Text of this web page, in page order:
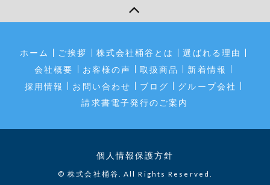
ホーム ご挨拶 株式会社桶谷とは
選ばれる理由
会社概要
お客様の声 取扱商品
新着情報
採用情報
お問い合わせ ブログ
グループ会社
請求書電子発行のご案内
個人情報保護方針
© 株式会社桶谷. All Rights Reserved.